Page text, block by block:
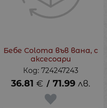
Бебе Coloma във вана, с
аксесоари
Код: 724247243
36.81 € / 71.99 лв.